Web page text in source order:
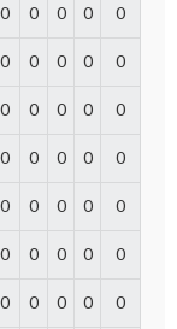
0 0 0 0 0
0 0 0 0 0
0 0 0 0 0
0 0 0 0 0
0 0 0 0 0
0 0 0 0 0
0 0 0 0 0